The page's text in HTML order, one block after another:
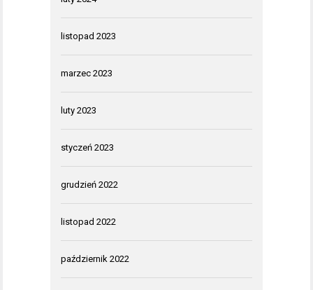
listopad 2023
marzec 2023
luty 2023
styczeń 2023
grudzień 2022
listopad 2022
październik 2022